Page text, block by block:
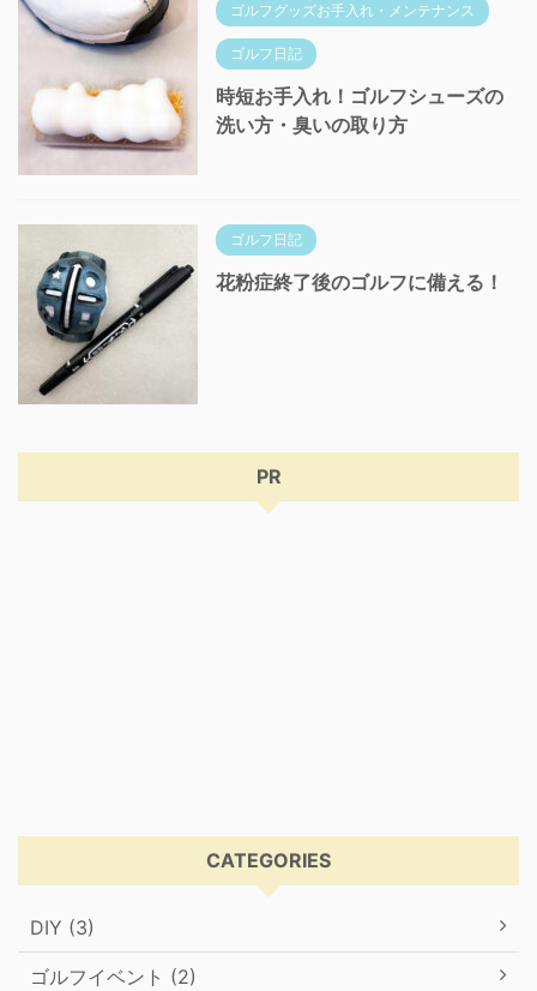
ゴルフグッズお手入れ・メンテナンス
ゴルフ日記
時短お手入れ！ゴルフシューズの
洗い方・臭いの取り方
ゴルフ日記
花粉症終了後のゴルフに備える！
PR
CATEGORIES
DIY (3)
ゴルフイベント (2)